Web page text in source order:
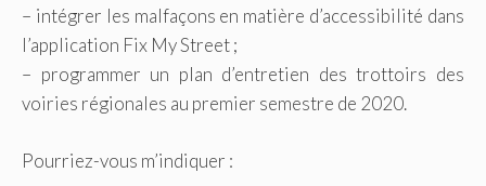
– intégrer les malfaçons en matière d’accessibilité dans
l’application Fix My Street ;
– programmer un plan d’entretien des trottoirs des
voiries régionales au premier semestre de 2020.
Pourriez-vous m’indiquer :